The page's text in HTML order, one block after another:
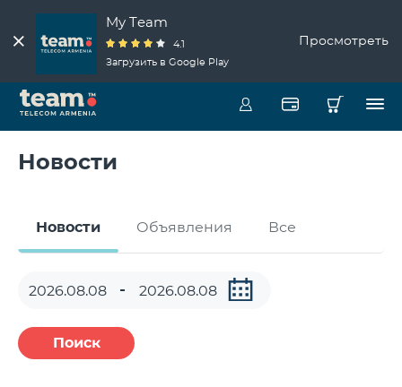
My Team
4.1
Загрузить в Google Play
Просмотреть
Новости
Новости Объявления Все
Поиск